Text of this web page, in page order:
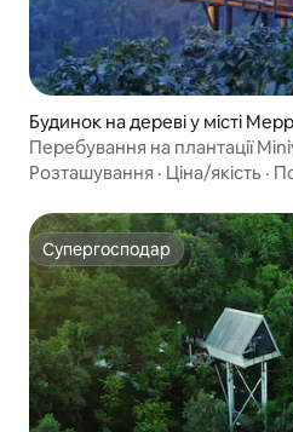
Будинок на дереві у місті
Перебування на плантації
Ваянад
Розташування · Ціна/якість ·
Супергосподар
Супергосподар